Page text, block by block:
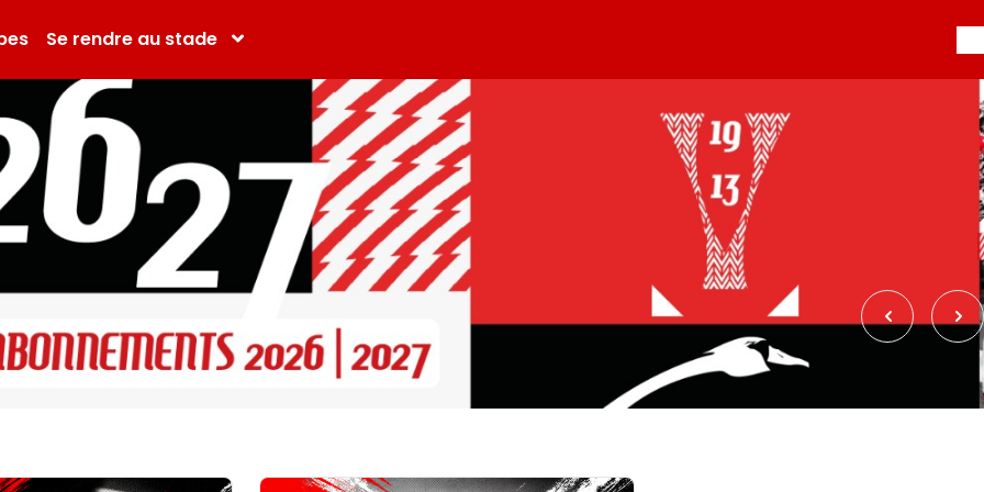
Se rendre au stade